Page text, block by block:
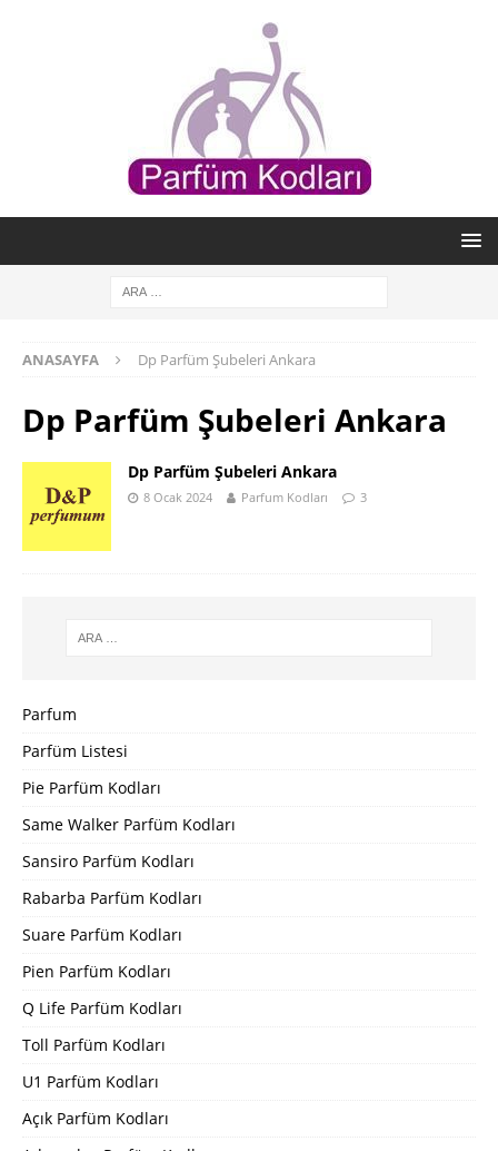
ANASAYFA Dp Parfüm Şubeleri Ankara
Dp Parfüm Şubeleri Ankara
Dp Parfüm Şubeleri Ankara
8 Ocak 2024 Parfum Kodları 3
Parfum
Parfüm Listesi
Pie Parfüm Kodları
Same Walker Parfüm Kodları
Sansiro Parfüm Kodları
Rabarba Parfüm Kodları
Suare Parfüm Kodları
Pien Parfüm Kodları
Q Life Parfüm Kodları
Toll Parfüm Kodları
U1 Parfüm Kodları
Açık Parfüm Kodları